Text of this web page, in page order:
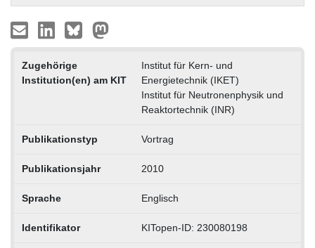
Zugehörige
Institution(en) am KIT
Institut für Kern- und
Energietechnik (IKET)
Institut für Neutronenphysik und
Reaktortechnik (INR)
Publikationstyp Vortrag
Publikationsjahr 2010
Sprache Englisch
Identifikator KITopen-ID: 230080198